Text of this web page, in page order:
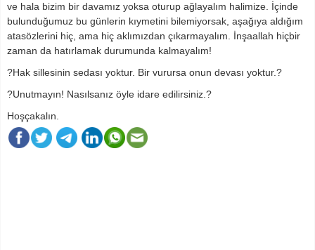
ve hala bizim bir davamız yoksa oturup ağlayalım halimize. İçinde
bulunduğumuz bu günlerin kıymetini bilemiyorsak, aşağıya aldığım
atasözlerini hiç, ama hiç aklımızdan çıkarmayalım. İnşaallah hiçbir
zaman da hatırlamak durumunda kalmayalım!
?Hak sillesinin sedası yoktur. Bir vurursa onun devası yoktur.?
?Unutmayın! Nasılsanız öyle idare edilirsiniz.?
Hoşçakalın.